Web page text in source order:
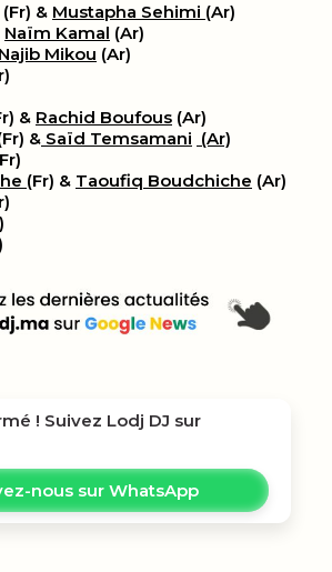
(Fr) & Mustapha Sehimi (Ar)
Naïm Kamal (Ar)
Najib Mikou (Ar)
& Rachid Boufous (Ar)
& Saïd Temsamani (Ar)
(Fr) & Taoufiq Boudchiche (Ar)
! Suivez Lodj DJ sur
nous sur WhatsApp